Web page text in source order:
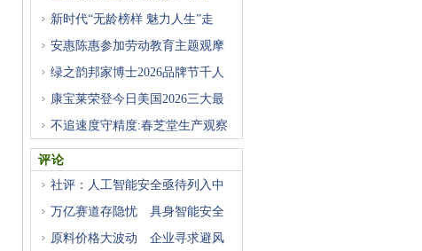
新时代“无龄榜样 魅力人生”走
安惠陈惠参加劳动教育主题观摩
绿之韵邦家博士2026品牌节千人
康宝莱荣登今日美国2026三大最
不追速度守精度:春芝堂生产观察
评论
社评：人工智能安全亟待列入中
万亿赛道存隐忧 具身智能安全
原料价格大波动 企业寻求避风